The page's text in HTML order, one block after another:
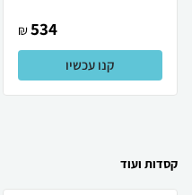
534
₪
קנו עכשיו
קסדות ועוד